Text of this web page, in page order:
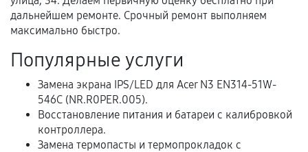
и кассовый чек.
Расширенная гарантия
В некоторых случаях возможно оформление
расширенной гарантии. Стоимость, сроки и
условия продления согласовываются отдельно и
фиксируются в документах.
дальнейшем ремонте. Срочный ремонт выполняем
максимально быстро.
Популярные услуги
Замена экрана IPS/LED для Acer N3 EN314-51W-
546C (NR.R0PER.005).
Восстановление питания и батареи с калибровкой
контроллера.
Замена термопасты и термопрокладок с